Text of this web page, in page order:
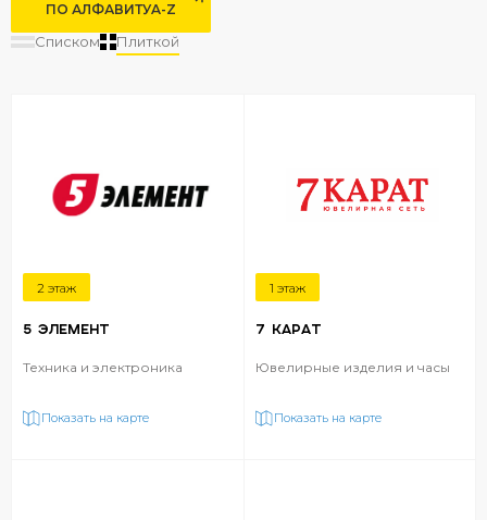
ПО АЛФАВИТУA-Z
Списком Плиткой
2 этаж
5 ЭЛЕМЕНТ
Техника и электроника
Показать на карте
1 этаж
7 КАРАТ
Ювелирные изделия и часы
Показать на карте